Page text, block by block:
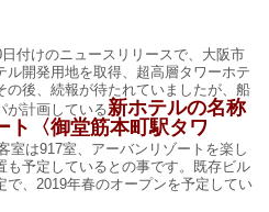
付けのニュースリリースで、大阪市
開発用地を取得、 超高層タワーホテ
の後、続報が待たれていましたが、船
が計画している新ホテルの名称
ト〈御堂筋本町駅タワ
室は917室、 アーバンリゾートを楽し
予定しているとの事です。
既存ビル
、2019年春のオープンを予定してい